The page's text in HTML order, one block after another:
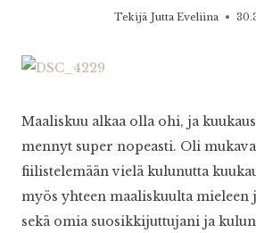
Tekijä Jutta Eveliina
Maaliskuu alkaa olla ohi, ja
mennyt super nopeasti. Oli
fiilistelemään vielä kulunutta
myös yhteen maaliskuulta mieleen
sekä omia suosikkijuttujani ja